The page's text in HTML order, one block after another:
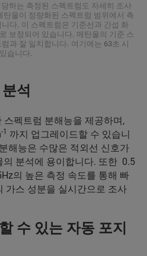
하는 측정된 스펙트럼도 자세히 조사
올이 정량화된 스펙트럼 범위에서 측
다. 이 스펙트럼은 기준선과 간섭 화
보정되어 있습니다. 메탄올의 기준 스
과 잘 일치합니다. 여기에는 63초 시
습니다.
석
스펙트럼 분해능을 제공하며,
-1
까지 업그레이드할 수 있습니
해능은 수많은 적외선 신호가
의 분석에 용이합니다. 또한 0.5
의 높은 측정 속도를 통해 빠
가스 성분을 실시간으로 조사
수 있는 자동 포지